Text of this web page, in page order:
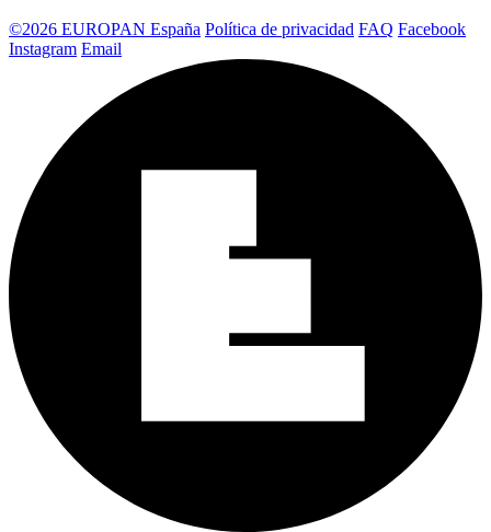
©2026 EUROPAN España Política de privacidad FAQ Facebook
Instagram Email